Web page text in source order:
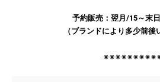
予約販売：翌月/15～末
（ブランドにより多少前後